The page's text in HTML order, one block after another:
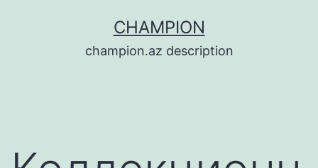
содержимому
CHAMPION
champion.az description